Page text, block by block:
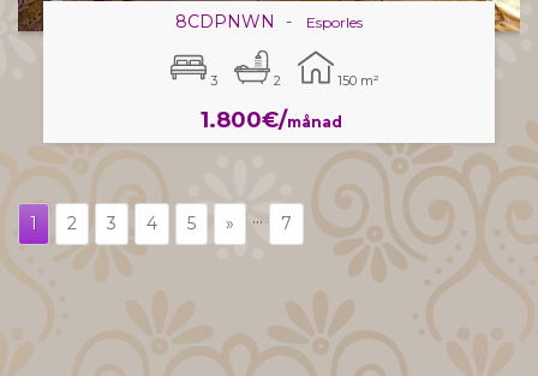
8CDPNWN - Esporles
3 2 150 m²
1.800€/månad
1 2 3 4 5 » ... 7